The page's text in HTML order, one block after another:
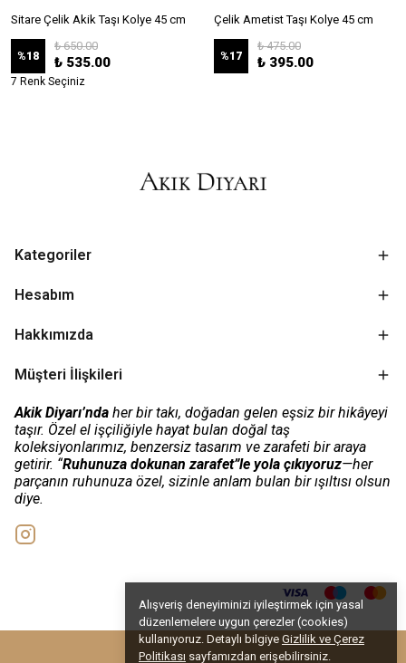
Alışveriş deneyiminizi iyileştirmek için yasal
düzenlemelere uygun çerezler (cookies)
kullanıyoruz. Detaylı bilgiye Gizlilik ve Çerez
Politikası sayfamızdan erişebilirsiniz.
Sitare Çelik Akik Taşı Kolye 45 cm
%18
₺ 650.00
₺ 535.00
7 Renk Seçiniz
Çelik Ametist Taşı Kolye 45 cm
%17
₺ 475.00
₺ 395.00
Kategoriler
Hesabım
Hakkımızda
Müşteri İlişkileri
Akik Diyarı’nda her bir takı, doğadan gelen eşsiz bir hikâyeyi
taşır. Özel el işçiliğiyle hayat bulan doğal taş
koleksiyonlarımız, benzersiz tasarım ve zarafeti bir araya
getirir. “Ruhunuza dokunan zarafet”le yola çıkıyoruz—her
parçanın ruhunuza özel, sizinle anlam bulan bir ışıltısı olsun
diye.